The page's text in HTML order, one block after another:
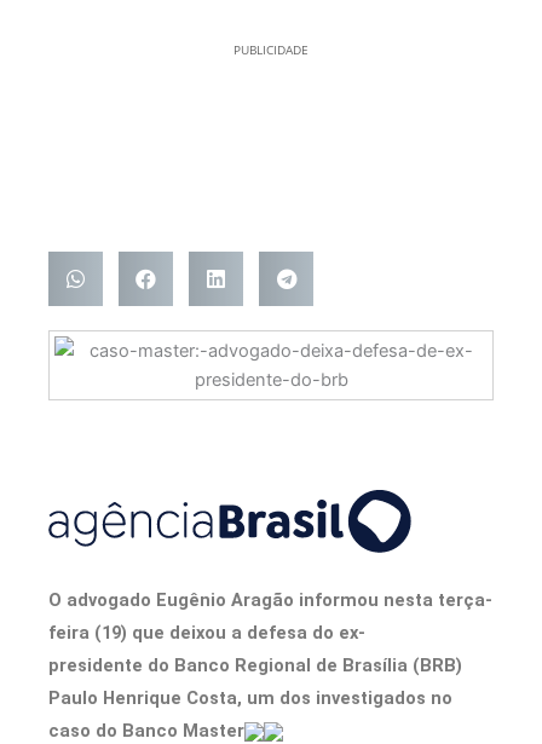
PUBLICIDADE
O advogado Eugênio Aragão informou nesta terça-
feira (19) que deixou a defesa do ex-
presidente do Banco Regional de Brasília (BRB)
Paulo Henrique Costa, um dos investigados no
caso do Banco Master